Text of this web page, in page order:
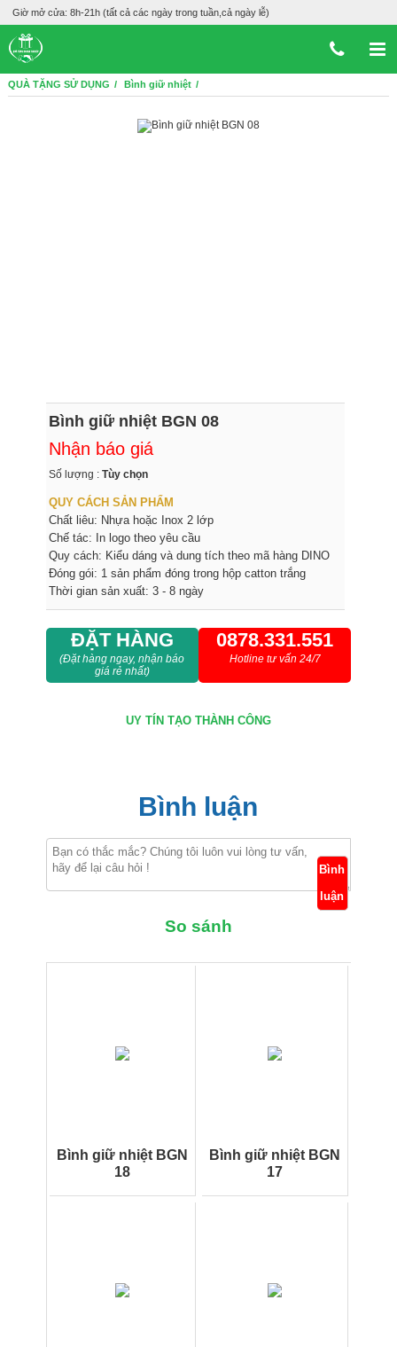
Giờ mở cửa: 8h-21h (tất cả các ngày trong tuần,cả ngày lễ)
QUÀ TẶNG SỬ DỤNG Bình giữ nhiệt
Bình giữ nhiệt BGN 08
Nhận báo giá
Số lượng :Tùy chọn
QUY CÁCH SẢN PHẨM
Chất liêu: Nhựa hoặc Inox 2 lớp
Chế tác: In logo theo yêu cầu
Quy cách: Kiểu dáng và dung tích theo mã hàng DINO
Đóng gói: 1 sản phẩm đóng trong hộp catton trắng
Thời gian sản xuất: 3 - 8 ngày
ĐẶT HÀNG
(Đặt hàng ngay, nhận báo
giá rẻ nhất)
0878.331.551
Hotline tư vấn 24/7
UY TÍN TẠO THÀNH CÔNG
Bình luận
Bình
luận
So sánh
Bình giữ nhiệt BGN
18
Bình giữ nhiệt BGN
17